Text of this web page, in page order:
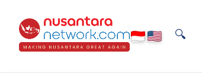
🔍